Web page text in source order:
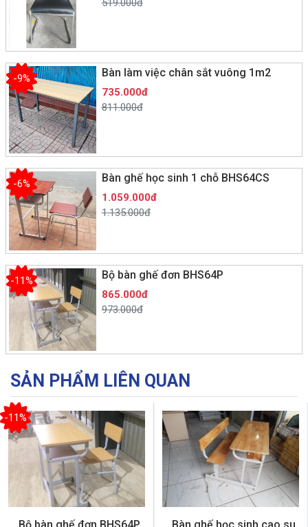
519.000đ
Bàn làm việc chân sắt vuông 1m2
-9%
735.000đ
811.000đ
Bàn ghế học sinh 1 chỗ BHS64CS
-6%
1.059.000đ
1.135.000đ
Bộ bàn ghế đơn BHS64P
-11%
865.000đ
973.000đ
SẢN PHẨM LIÊN QUAN
-11%